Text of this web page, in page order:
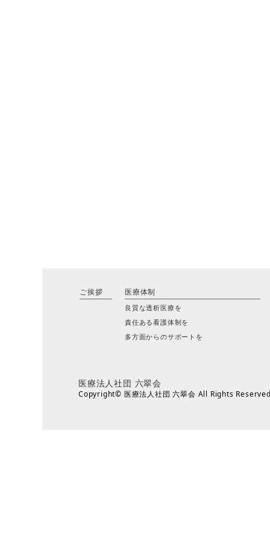
ご挨拶 医療体制
良質な透析医療を
責任ある看護体制を
多方面からのサポートを
医療法人社団 六翠会
Copyright© 医療法人社団 六翠会 All Rights